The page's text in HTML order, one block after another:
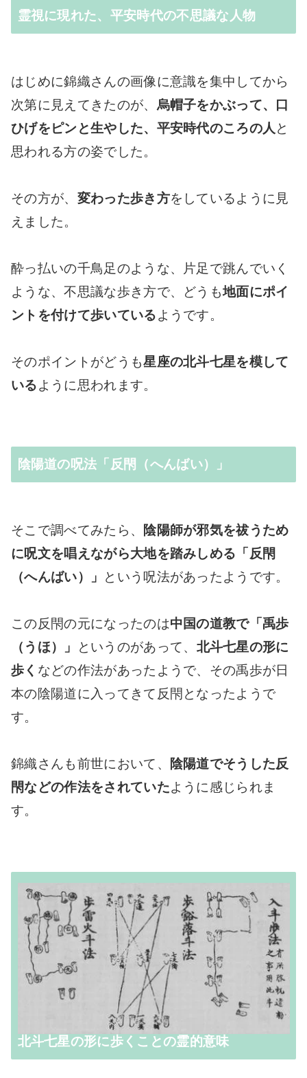
霊視に現れた、平安時代の不思議な人物
はじめに錦織さんの画像に意識を集中してから
次第に見えてきたのが、 烏帽子をかぶって、口
ひげをピンと生やした、平安時代のころの人 と
思われる方の姿でした。
その方が、 変わった歩き方をしているように見
えました。
酔っ払いの千鳥足のような、片足で跳んでいく
ような、不思議な歩き方で、どうも地面にポイ
ントを付けて歩いているようです。
そのポイントがどうも星座の北斗七星を模して
いるように思われます。
陰陽道の呪法「反閇（へんばい）」
そこで調べてみたら、
陰陽師が邪気を祓うため
に呪文を唱えながら大地を踏みしめる「反閇
（へんばい）」
という呪法があったようです。
この反閇の元になったのは中国の道教で「禹歩
（うほ）」
というのがあって、 北斗七星の形に
歩く などの作法があったようで、その禹歩が日
本の陰陽道に入ってきて反閇となったようで
す。
錦織さんも前世において、
陰陽道でそうした反
閇などの作法をされていたように感じられま
す。
北斗七星の形に歩くことの霊的意味